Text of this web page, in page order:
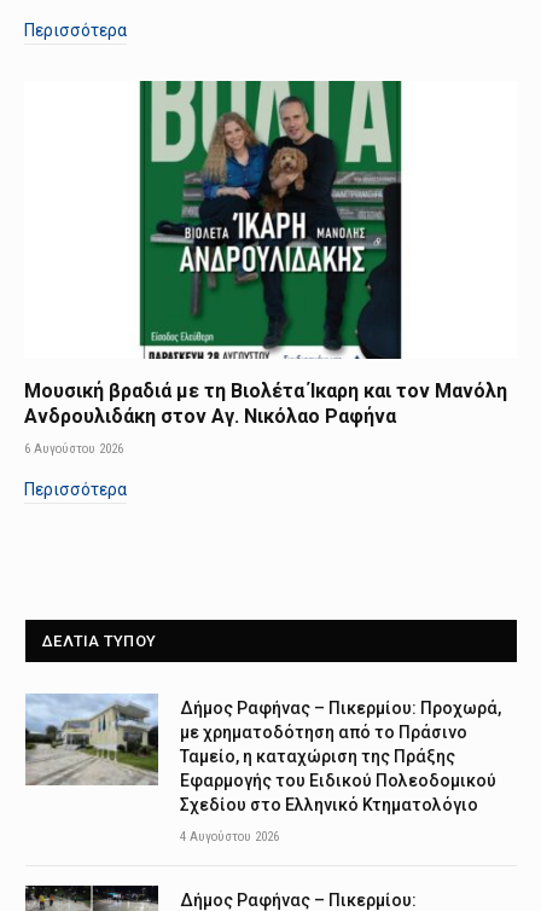
Περισσότερα
Μουσική βραδιά με τη Βιολέτα Ίκαρη και τον Μανόλη
Ανδρουλιδάκη στον Αγ. Νικόλαο Ραφήνα
6 Αυγούστου 2026
Περισσότερα
ΔΕΛΤΙΑ ΤΥΠΟΥ
Δήμος Ραφήνας – Πικερμίου: Προχωρά,
με χρηματοδότηση από το Πράσινο
Ταμείο, η καταχώριση της Πράξης
Εφαρμογής του Ειδικού Πολεοδομικού
Σχεδίου στο Ελληνικό Κτηματολόγιο
4 Αυγούστου 2026
Δήμος Ραφήνας – Πικερμίου: